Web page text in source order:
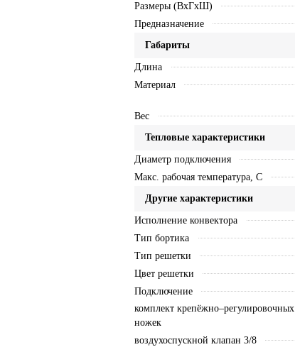
Размеры (ВхГхШ)
Предназначение
Габариты
Длина
Материал
Вес
Тепловые характеристики
Диаметр подключения
Макс. рабочая температура, C
Другие характеристики
Исполнение конвектора
Тип бортика
Тип решетки
Цвет решетки
Подключение
комплект крепёжно–регулировочных
ножек
воздухоспускной клапан 3/8